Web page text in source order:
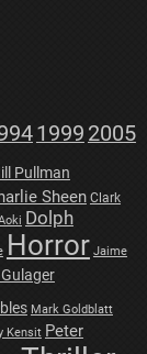
1999 2005
Pullman
Sheen Clark
Dolph
Horror Jaime
Mark Goldblatt
Kensit Peter